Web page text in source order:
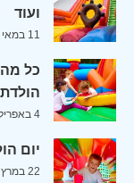
ועוד
11 במאי 2017
כל
הולדת
4 באפריל 2017
יום
22 במרץ 2017